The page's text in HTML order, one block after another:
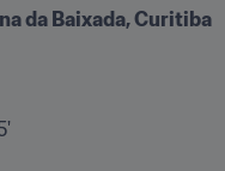
da Baixada, Curitiba